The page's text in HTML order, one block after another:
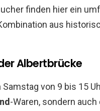
finden hier ein
aus
Albertbrücke
Samstag von 9 bis 15
-Waren, sondern